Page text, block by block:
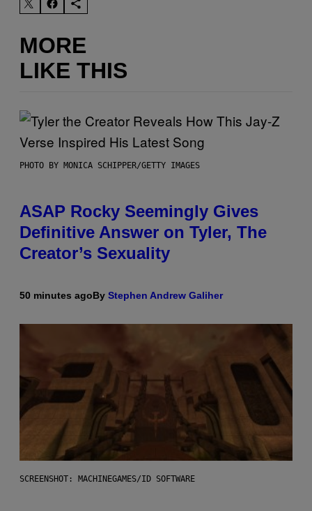
MORE
LIKE THIS
PHOTO BY MONICA SCHIPPER/GETTY IMAGES
ASAP Rocky Seemingly Gives
Definitive Answer on Tyler, The
Creator’s Sexuality
50 minutes agoBy Stephen Andrew Galiher
SCREENSHOT: MACHINEGAMES/ID SOFTWARE